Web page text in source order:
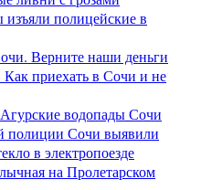
полицейские в
Верните наши деньги
приехать в Сочи и не
водопады Сочи
полиции Сочи выявили
в электропоезде
на Пролетарском